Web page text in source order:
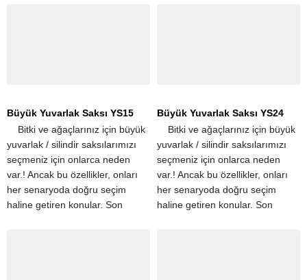
Büyük Yuvarlak Saksı YS15
​ ​ ​ ​ Bitki ve ağaçlarınız için büyük
yuvarlak / silindir saksılarımızı
seçmeniz için onlarca neden
var.! Ancak bu özellikler, onları
her senaryoda doğru seçim
haline getiren konular. Son
Büyük Yuvarlak Saksı YS24
​ ​ ​ ​ Bitki ve ağaçlarınız için büyük
yuvarlak / silindir saksılarımızı
seçmeniz için onlarca neden
var.! Ancak bu özellikler, onları
her senaryoda doğru seçim
haline getiren konular. Son